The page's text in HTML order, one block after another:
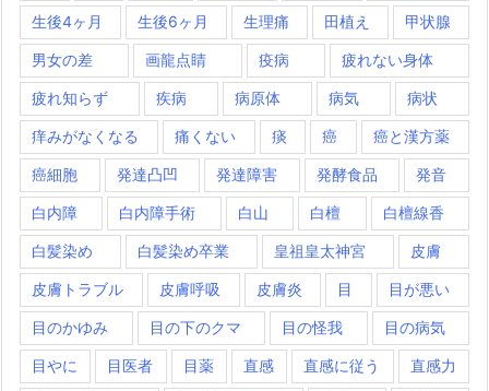
生後4ヶ月 生後6ヶ月 生理痛 田植え 甲状腺
男女の差 画龍点睛 疫病 疲れない身体
疲れ知らず 疾病 病原体 病気 病状
痒みがなくなる 痛くない 痰 癌 癌と漢方薬
癌細胞 発達凸凹 発達障害 発酵食品 発音
白内障 白内障手術 白山 白檀 白檀線香
白髪染め 白髪染め卒業 皇祖皇太神宮 皮膚
皮膚トラブル 皮膚呼吸 皮膚炎 目 目が悪い
目のかゆみ 目の下のクマ 目の怪我 目の病気
目やに 目医者 目薬 直感 直感に従う 直感力